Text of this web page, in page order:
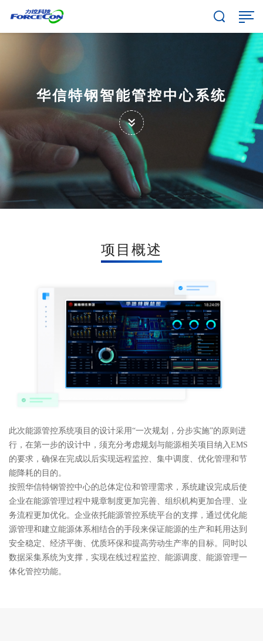
华信特钢智能管控中心系统
项目概述
此次能源管控系统项目的设计采用“一次规划，分步实施”的原则进
行，在第一步的设计中，须充分考虑规划与能源相关项目纳入EMS
的要求，确保在完成以后实现远程监控、集中调度、优化管理和节
能降耗的目的。
按照华信特钢管控中心的总体定位和管理需求，系统建设完成后使
企业在能源管理过程中规章制度更加完善、组织机构更加合理、业
务流程更加优化。企业依托能源管控系统平台的支撑，通过优化能
源管理和建立能源体系相结合的手段来保证能源的生产和耗用达到
安全稳定、经济平衡、优质环保和提高劳动生产率的目标。同时以
数据采集系统为支撑，实现在线过程监控、能源调度、能源管理一
体化管控功能。